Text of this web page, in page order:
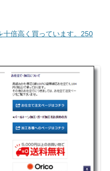
十倍高く買っています。250